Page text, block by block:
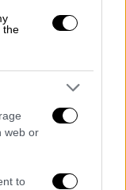
the
web or
to
της
είχε
είσοδο του
για
που είχε